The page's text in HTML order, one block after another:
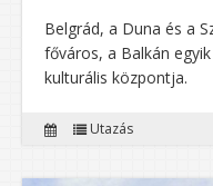
Belgrád, a Duna és a
főváros, a Balkán
kulturális központja.
Utazás